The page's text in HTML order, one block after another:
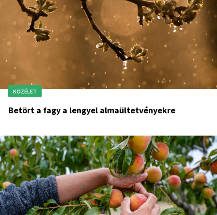
KÖZÉLET
Betört a fagy a lengyel almaültetvényekre